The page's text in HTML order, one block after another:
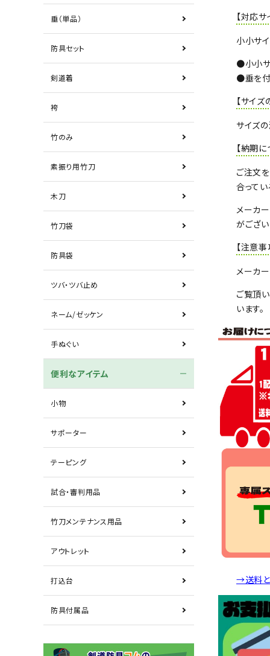
垂（単品）
防具セット
剣道着
袴
竹のみ
素振り用竹刀
木刀
竹刀袋
防具袋
ツバ・ツバ止め
ネーム/ゼッケン
手ぬぐい
便利なアイテム
小物
サポーター
テーピング
試合・審判用品
竹刀メンテナンス用品
アウトレット
打込台
防具付属品
【対応サ
小小サ
●小小
●垂を
【サイズ
サイズ
【納期に
ご注文
合って
メーカ
がござい
【注意事
メーカ
ご覧頂
います。
→送料